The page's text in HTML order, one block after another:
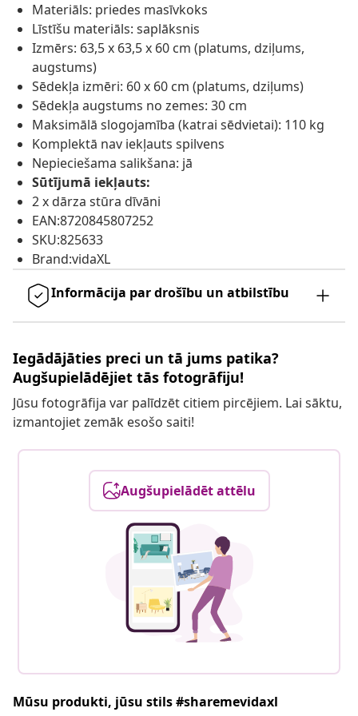
Materiāls: priedes masīvkoks
Līstīšu materiāls: saplāksnis
Izmērs: 63,5 x 63,5 x 60 cm (platums, dziļums,
augstums)
Sēdekļa izmēri: 60 x 60 cm (platums, dziļums)
Sēdekļa augstums no zemes: 30 cm
Maksimālā slogojamība (katrai sēdvietai): 110 kg
Komplektā nav iekļauts spilvens
Nepieciešama salikšana: jā
Sūtījumā iekļauts:
2 x dārza stūra dīvāni
EAN:8720845807252
SKU:825633
Brand:vidaXL
Informācija par drošību un atbilstību
Iegādājāties preci un tā jums patika?
Augšupielādējiet tās fotogrāfiju!
Jūsu fotogrāfija var palīdzēt citiem pircējiem. Lai sāktu,
izmantojiet zemāk esošo saiti!
Augšupielādēt attēlu
Mūsu produkti, jūsu stils #sharemevidaxl